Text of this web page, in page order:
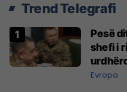
Trend Telegrafi
Pesë
shefi i
Evropa